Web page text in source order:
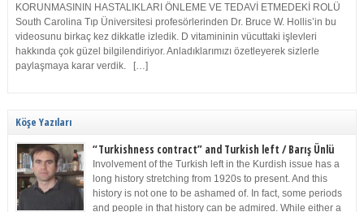
KORUNMASININ HASTALIKLARI ÖNLEME VE TEDAVİ ETMEDEKİ ROLÜ
South Carolina Tıp Üniversitesi profesörlerinden Dr. Bruce W. Hollis’in bu
videosunu birkaç kez dikkatle izledik. D vitamininin vücuttaki işlevleri
hakkında çok güzel bilgilendiriyor. Anladıklarımızı özetleyerek sizlerle
paylaşmaya karar verdik. […]
Köşe Yazıları
“Turkishness contract” and Turkish left / Barış Ünlü
Involvement of the Turkish left in the Kurdish issue has a
long history stretching from 1920s to present. And this
history is not one to be ashamed of. In fact, some periods
and people in that history can be admired. While either a